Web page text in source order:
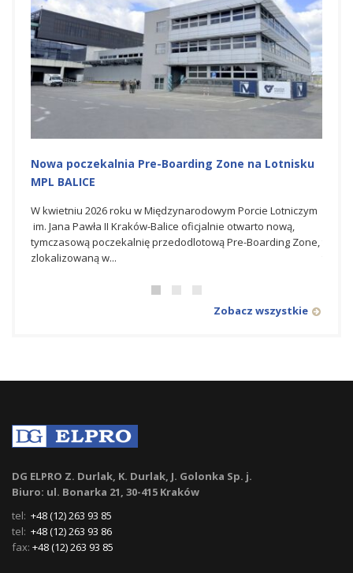
Nowa poczekalnia Pre-Boarding Zone na Lotnisku
MPL BALICE
W kwietniu 2026 roku w Międzynarodowym Porcie Lotniczym
im. Jana Pawła II Kraków-Balice oficjalnie otwarto nową,
tymczasową poczekalnię przedodlotową Pre-Boarding Zone,
zlokalizowaną w...
Zobacz wszystkie
DG ELPRO Z. Durlak, K. Durlak, J. Golonka Sp. j.
Biuro: ul. Bonarka 21, 30-415 Kraków
tel: +48 (12) 263 93 85
tel: +48 (12) 263 93 86
fax: +48 (12) 263 93 85